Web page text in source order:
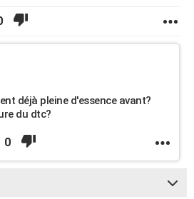
déjà pleine d'essence avant?
du dtc?
0